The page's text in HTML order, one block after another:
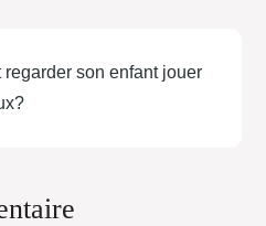
son enfant jouer